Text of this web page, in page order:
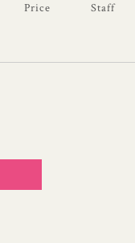
Price Staff